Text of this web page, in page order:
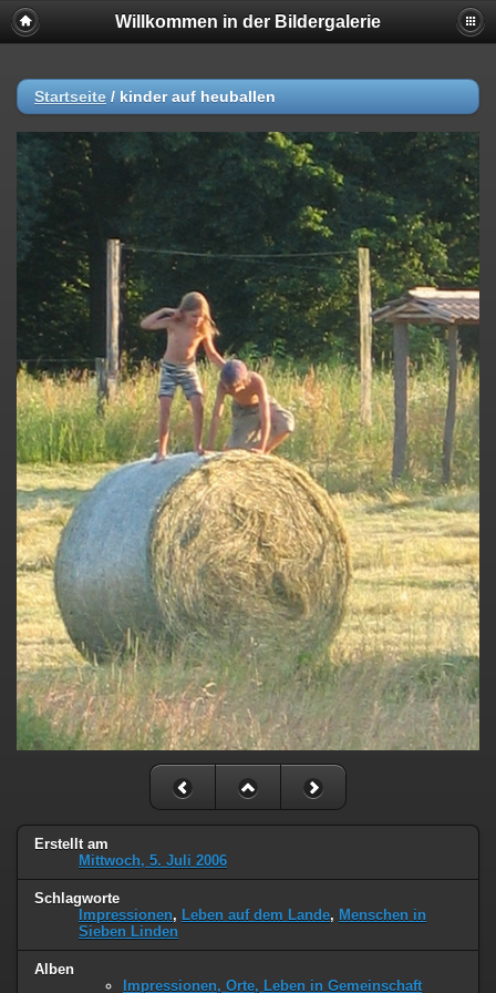
Willkommen in der Bildergalerie
Startseite / kinder auf heuballen
Erstellt am
Mittwoch, 5. Juli 2006
Schlagworte
Impressionen, Leben auf dem Lande, Menschen in
Sieben Linden
Alben
Impressionen, Orte, Leben in Gemeinschaft